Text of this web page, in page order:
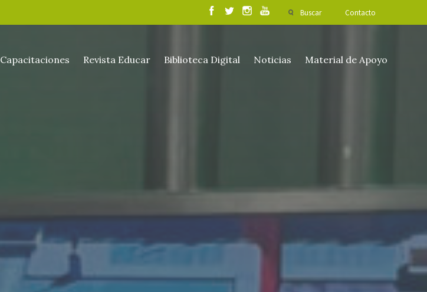
Buscar Contacto
Capacitaciones Revista Educar Biblioteca Digital Noticias Material de Apoyo